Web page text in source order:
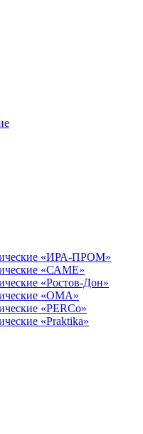
«ИРА-ПРОМ»
«САМЕ»
«Ростов-Дон»
«ОМА»
«PERCo»
«Praktika»